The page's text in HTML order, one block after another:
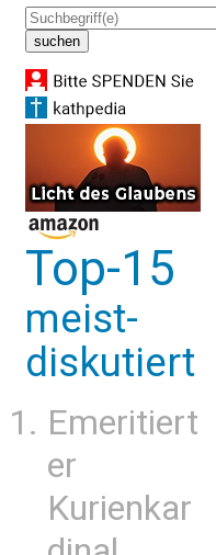
Top-15
meist-
diskutiert
Emeritiert
er
Kurienkar